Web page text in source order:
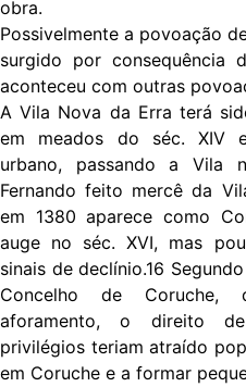
obra.
Possivelmente a povoação
surgido por consequência
aconteceu com outras
A Vila Nova da Erra terá
em meados do séc. XIV
urbano, passando a Vila
Fernando feito mercê da
em 1380 aparece como
auge no séc. XVI, mas
sinais de declínio.16
Concelho de Coruche,
aforamento, o direito
privilégios teriam atraído
em Coruche e a formar